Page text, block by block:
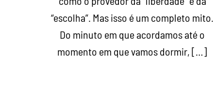
“escolha”. Mas isso é um completo mito.
Do minuto em que acordamos até o
momento em que vamos dormir, […]